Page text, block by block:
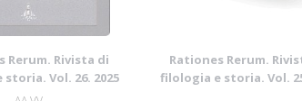
Rerum. Rivista di
Vol. 26. 2025
Rationes Rerum.
filologia e storia. Vol.